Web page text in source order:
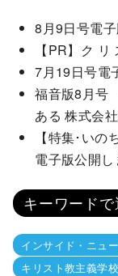
8月9日号電
【PR】ク
7月19日号電
福音版8月号
ある 株式会
【特集･い
電子版公開し
キーワードで
インサイド・ニュ
キリスト教主義学